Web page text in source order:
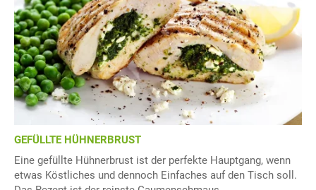
GEFÜLLTE HÜHNERBRUST
Eine gefüllte Hühnerbrust ist der perfekte Hauptgang, wenn
etwas Köstliches und dennoch Einfaches auf den Tisch soll.